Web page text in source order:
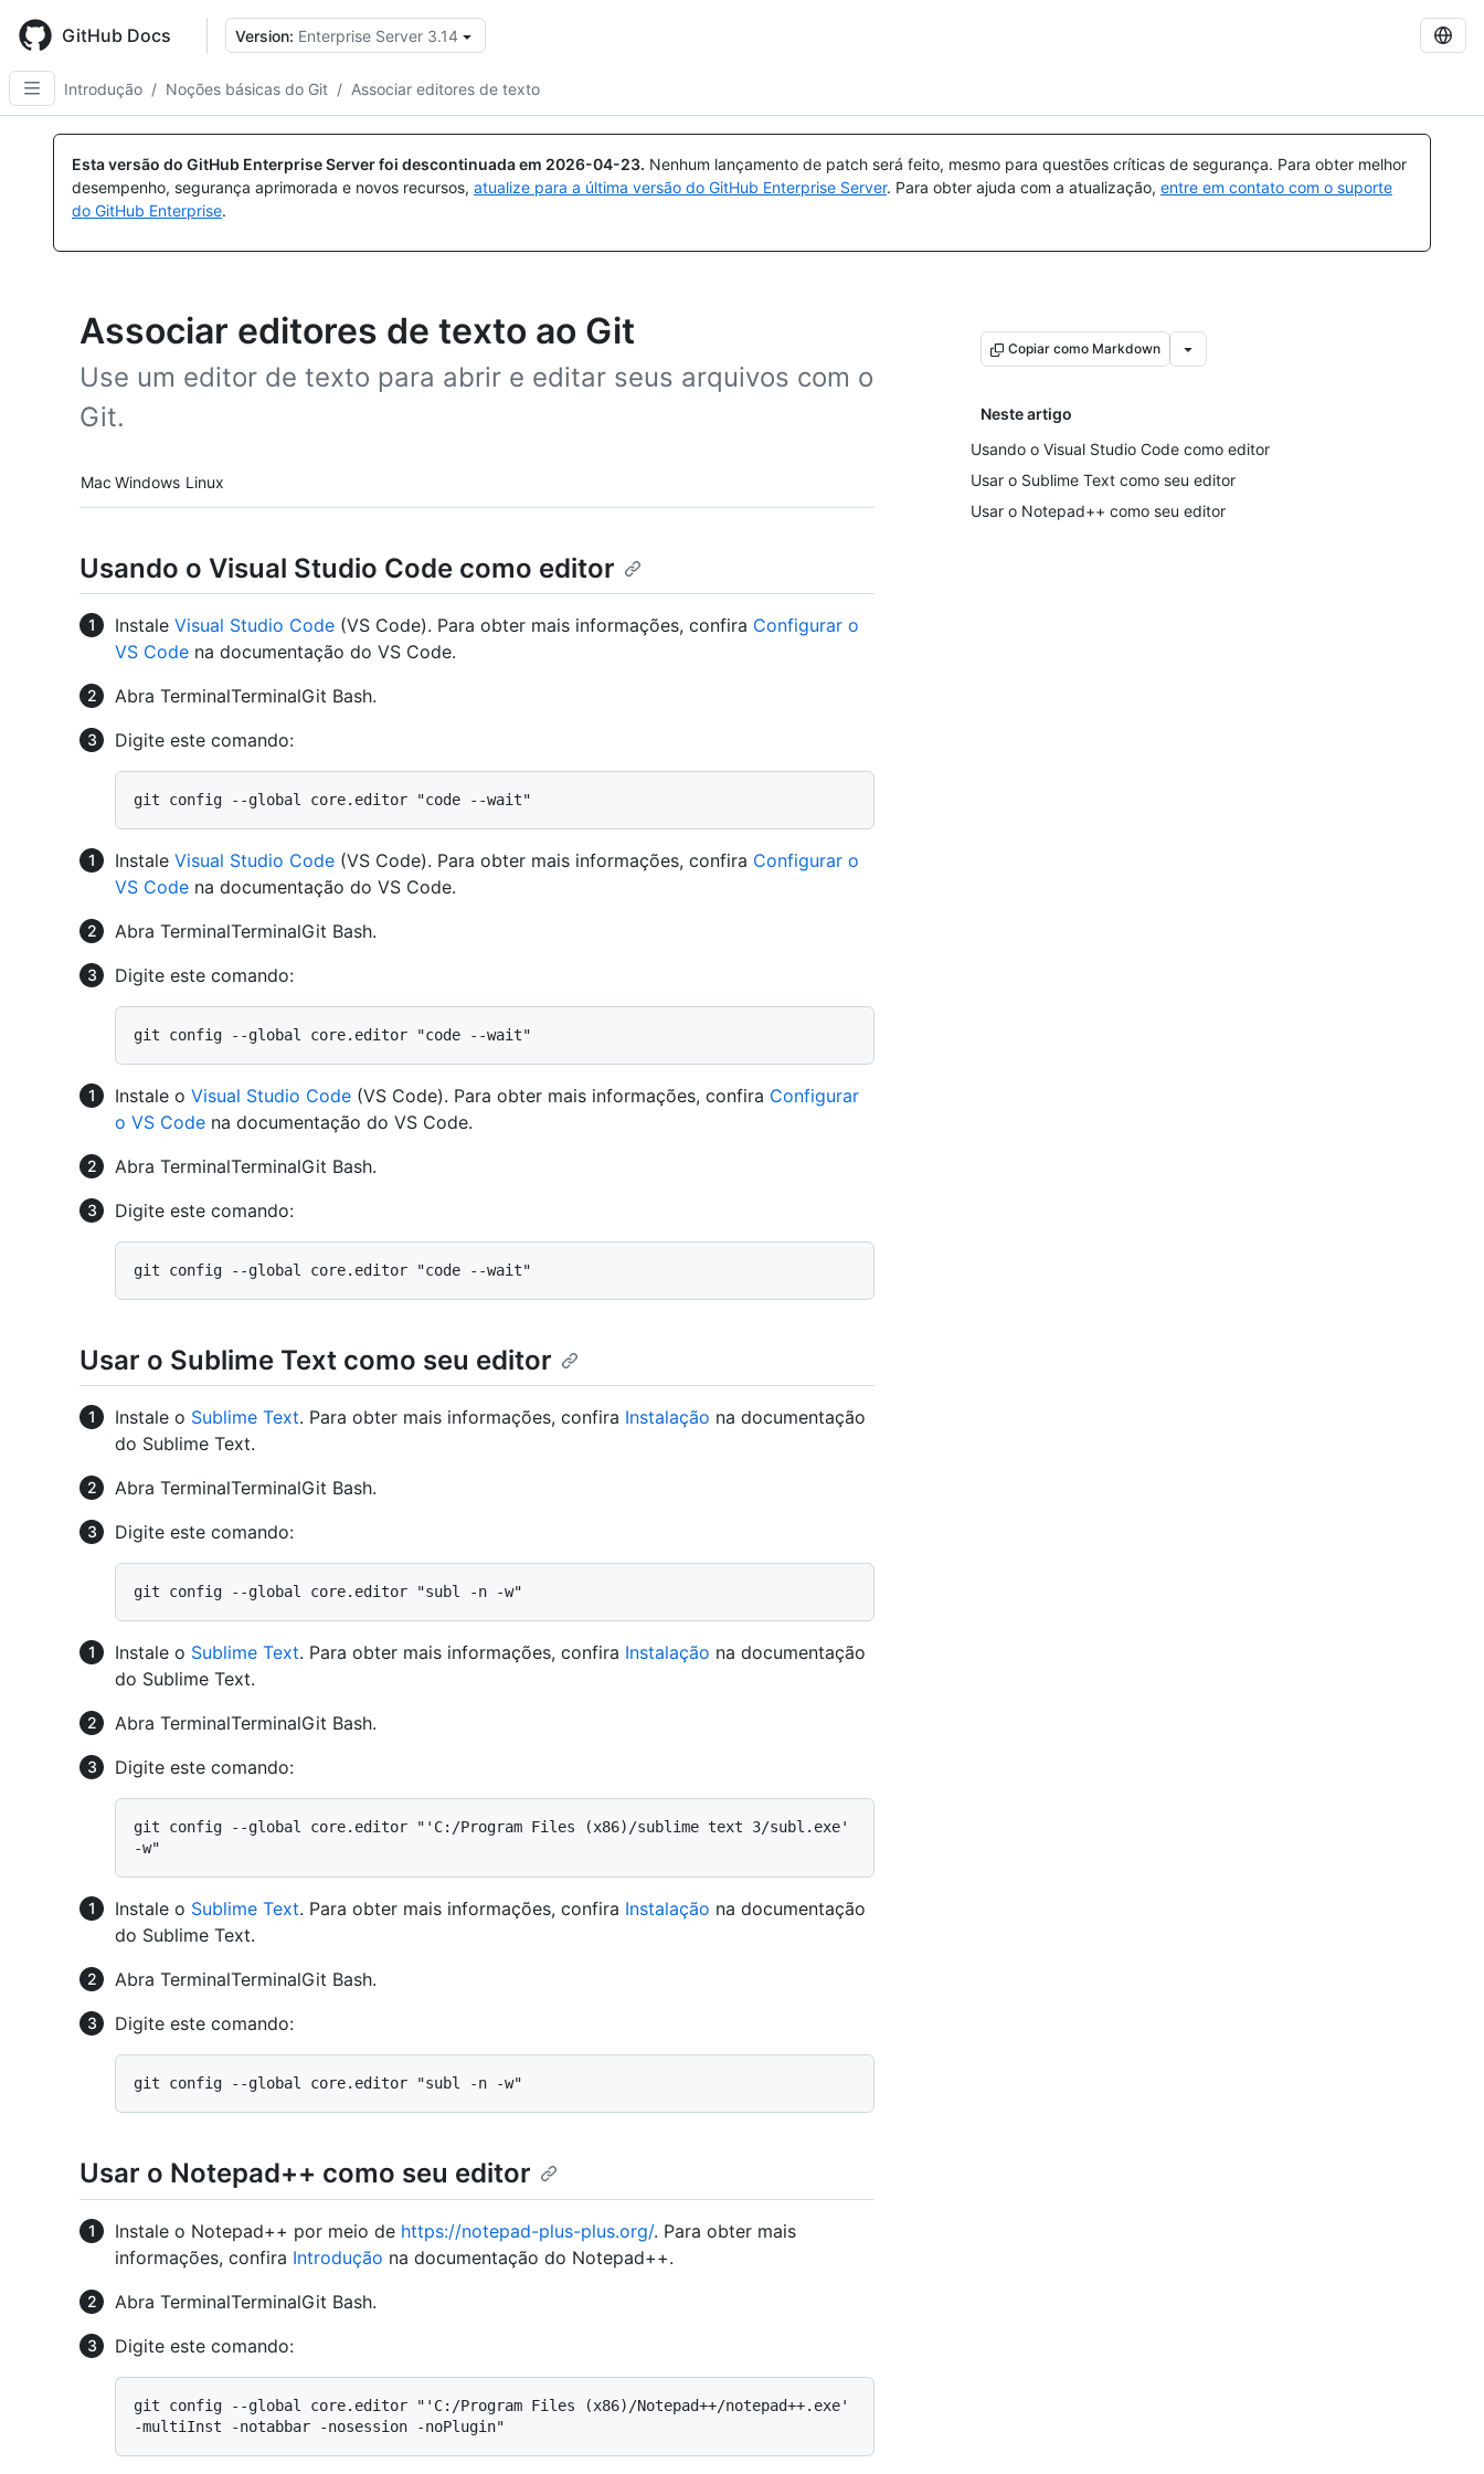
main
content
GitHub Docs Version: Enterprise Server 3.14
Introdução / Noções básicas do Git / Associar editores de texto
Esta versão do GitHub Enterprise Server foi descontinuada em 2026-04-23. Nenhum lançamento de patch será feito, mesmo para questões críticas de segurança. Para obter melhor
desempenho, segurança aprimorada e novos recursos, atualize para a última versão do GitHub Enterprise Server. Para obter ajuda com a atualização, entre em contato com o suporte
do GitHub Enterprise.
Associar editores de texto ao Git
Use um editor de texto para abrir e editar seus arquivos com o
Git.
Platform navigation
Mac Windows Linux
Copiar como Markdown
Neste artigo
Usando o Visual Studio Code como editor
Usar o Sublime Text como seu editor
Usar o Notepad++ como seu editor
Usando o Visual Studio Code como editor
Instale Visual Studio Code (VS Code). Para obter mais informações, confira Configurar o
VS Code na documentação do VS Code.
Abra TerminalTerminalGit Bash.
Digite este comando:
Instale Visual Studio Code (VS Code). Para obter mais informações, confira Configurar o
VS Code na documentação do VS Code.
Abra TerminalTerminalGit Bash.
Digite este comando:
Instale o Visual Studio Code (VS Code). Para obter mais informações, confira Configurar
o VS Code na documentação do VS Code.
Abra TerminalTerminalGit Bash.
Digite este comando:
Usar o Sublime Text como seu editor
Instale o Sublime Text. Para obter mais informações, confira Instalação na documentação
do Sublime Text.
Abra TerminalTerminalGit Bash.
Digite este comando:
Instale o Sublime Text. Para obter mais informações, confira Instalação na documentação
do Sublime Text.
Abra TerminalTerminalGit Bash.
Digite este comando:
git config --global core.editor "'C:/Program Files (x86)/sublime text 3/subl.exe'
Instale o Sublime Text. Para obter mais informações, confira Instalação na documentação
do Sublime Text.
Abra TerminalTerminalGit Bash.
Digite este comando:
Usar o Notepad++ como seu editor
Instale o Notepad++ por meio de https://notepad-plus-plus.org/. Para obter mais
informações, confira Introdução na documentação do Notepad++.
Abra TerminalTerminalGit Bash.
Digite este comando:
git config --global core.editor "'C:/Program Files (x86)/Notepad++/notepad++.exe'